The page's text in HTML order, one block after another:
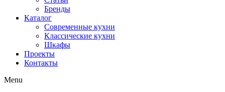
Бренды
Каталог
Современные кухни
Классические кухни
Шкафы
Проекты
Контакты
Menu